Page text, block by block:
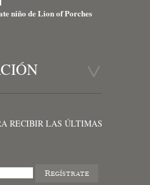
niño de Lion of Porches
RECIBIR LAS ÚLTIMAS